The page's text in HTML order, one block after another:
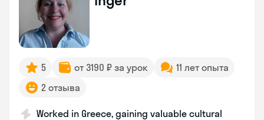
5 от 3190 ₽ за урок
11 лет опыта
2 отзыва
Worked in Greece, gaining valuable cultural